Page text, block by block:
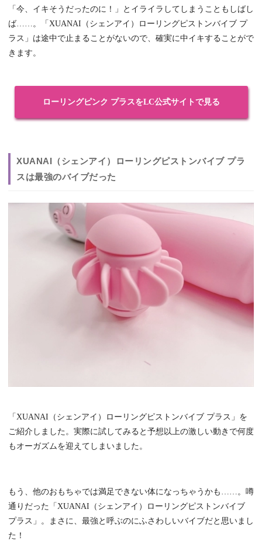
「今、イキそうだったのに！」とイライラしてしまうこともしばし
ば……。「XUANAI（シェンアイ）ローリングピストンバイブ プ
ラス」は途中で止まることがないので、確実に中イキすることがで
きます。
ローリングピンク プラスをLC公式サイトで見る
XUANAI（シェンアイ）ローリングピストンバイブ プラ
スは最強のバイブだった
「XUANAI（シェンアイ）ローリングピストンバイブ プラス」を
ご紹介しました。実際に試してみると予想以上の激しい動きで何度
もオーガズムを迎えてしまいました。
もう、他のおもちゃでは満足できない体になっちゃうかも……。噂
通りだった「XUANAI（シェンアイ）ローリングピストンバイブ
プラス」。まさに、最強と呼ぶのにふさわしいバイブだと思いまし
た！